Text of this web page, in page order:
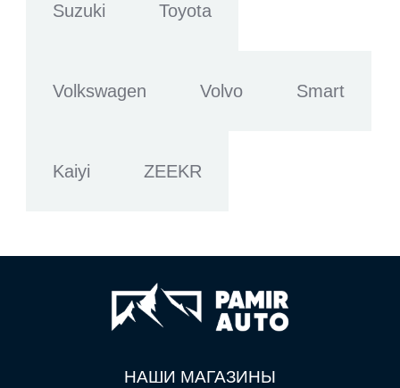
Suzuki Toyota
Volkswagen Volvo Smart
Kaiyi ZEEKR
НАШИ МАГАЗИНЫ